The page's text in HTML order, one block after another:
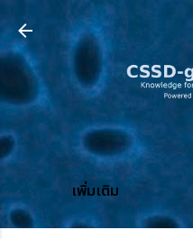
เพิ่มเติม